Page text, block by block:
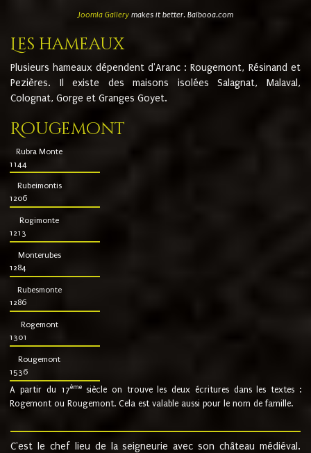
Joomla Gallerymakes it better. Balbooa.com
Les hameaux
Plusieurs hameaux dépendent d'Aranc : Rougemont, Résinand et
Pezières. Il existe des maisons isolées Salagnat, Malaval,
Colognat, Gorge et Granges Goyet.
Rougemont
Rubra Monte
1144
Rubeimontis
1206
Rogimonte
1213
Monterubes
1284
Rubesmonte
1286
Rogemont
1301
Rougemont
1536
A partir du 17ème siècle on trouve les deux écritures dans les textes :
Rogemont ou Rougemont. Cela est valable aussi pour le nom de famille.
C'est le chef lieu de la seigneurie avec son château médiéval.